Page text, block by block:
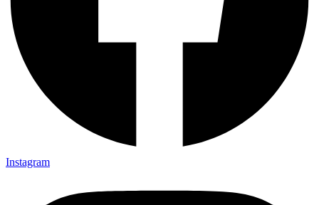
Instagram